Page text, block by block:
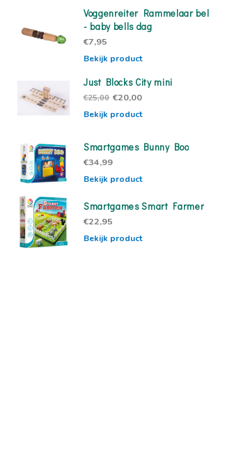
Voggenreiter Rammelaar bel
- baby bells dag
€7,95
Bekijk product
Just Blocks City mini
€25,00 €20,00
Bekijk product
Smartgames Bunny Boo
€34,99
Bekijk product
Smartgames Smart Farmer
€22,95
Bekijk product